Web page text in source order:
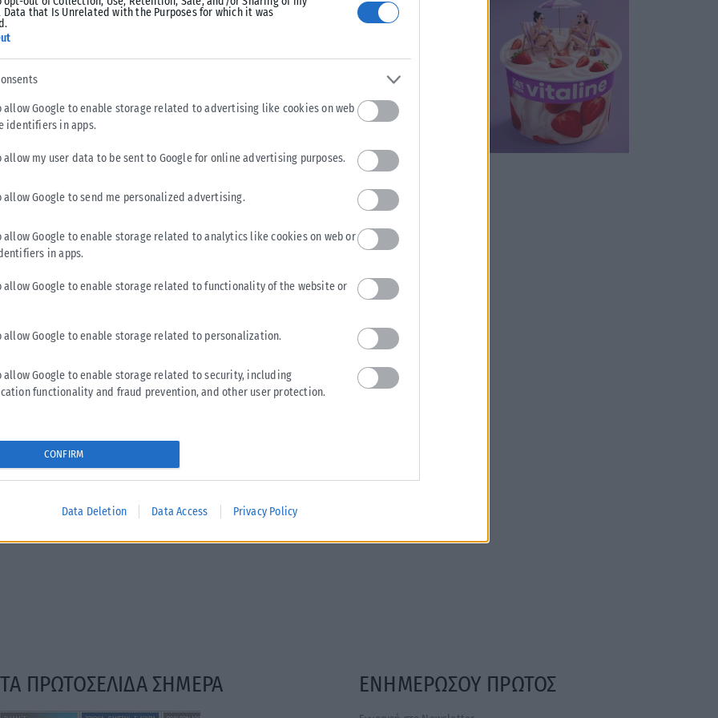
Data that Is Unrelated with the Purposes for which it was
allow Google to enable storage related to advertising like cookies on web
identifiers in apps.
allow my user data to be sent to Google for online advertising purposes.
allow Google to send me personalized advertising.
allow Google to enable storage related to analytics like cookies on web or
in apps.
allow Google to enable storage related to functionality of the website or
allow Google to enable storage related to personalization.
allow Google to enable storage related to security, including
functionality and fraud prevention, and other user protection.
CONFIRM
Data Deletion Data Access Privacy Policy
ΠΟΛΙΤΙΚΉ
Τσουκαλάς: Έκθεση-κόλαφος του ΟΟΣΑ διαλύει το
Κριτική στην κυβέρνηση για την οικονομική της πολιτική
του ΟΟΣΑ. Αναφέρει...
ΑΝΑΡΤΉΘΗΚΕ ΑΠΌ
ΤΑ ΠΡΩΤΟΣΕΛΙΔΑ ΣΗΜΕΡΑ ΕΝΗΜΕΡΩΣΟΥ ΠΡΩΤΟΣ